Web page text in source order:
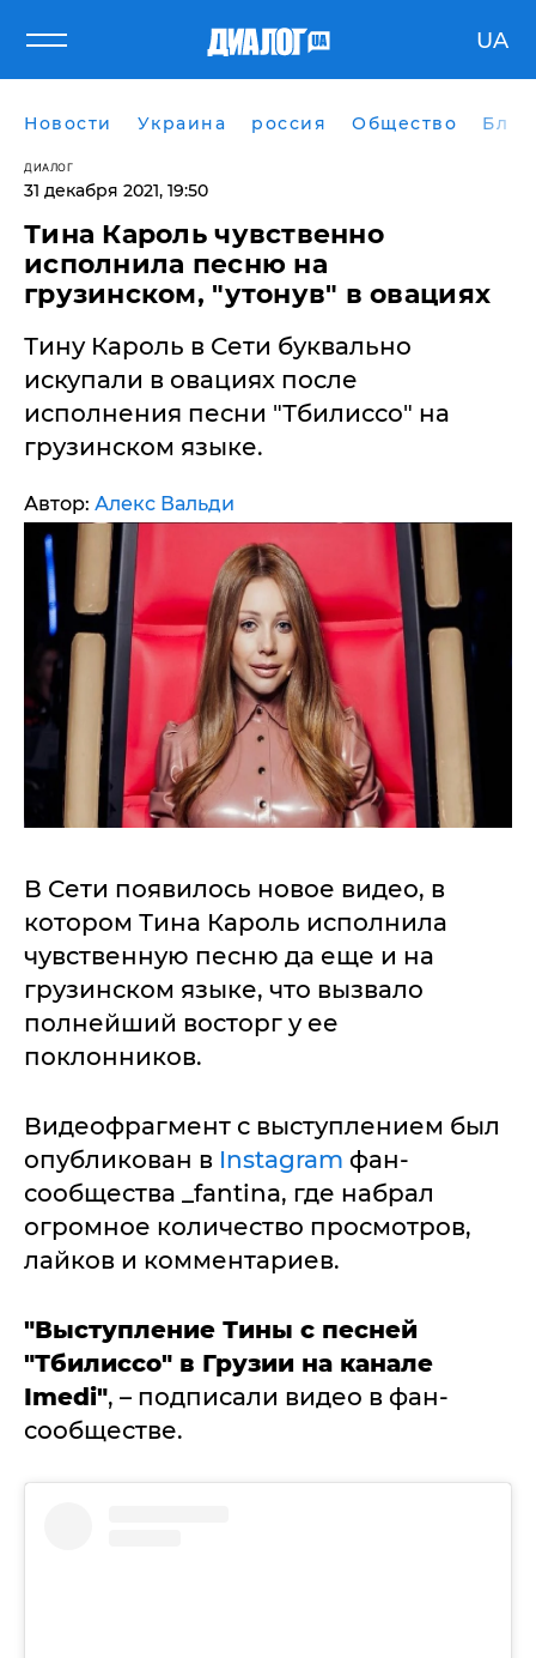
UA
Новости Украина россия Общество
ДИАЛОГ
31 декабря 2021, 19:50
Тина Кароль чувственно
исполнила песню на
грузинском, "утонув" в овациях
Тину Кароль в Сети буквально
искупали в овациях после
исполнения песни "Тбилиссо" на
грузинском языке.
Автор: Алекс Вальди
В Сети появилось новое видео, в
котором Тина Кароль исполнила
чувственную песню да еще и на
грузинском языке, что вызвало
полнейший восторг у ее
поклонников.
Видеофрагмент с выступлением был
опубликован в Instagram фан-
сообщества _fantina, где набрал
огромное количество просмотров,
лайков и комментариев.
"Выступление Тины с песней
"Тбилиссо" в Грузии на канале
Imedi", – подписали видео в фан-
сообществе.